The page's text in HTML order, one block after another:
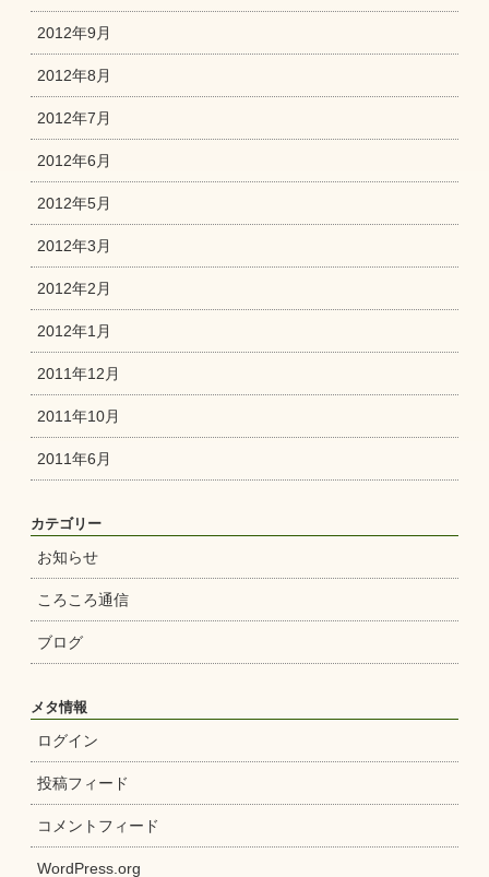
2012年9月
2012年8月
2012年7月
2012年6月
2012年5月
2012年3月
2012年2月
2012年1月
2011年12月
2011年10月
2011年6月
カテゴリー
お知らせ
ころころ通信
ブログ
メタ情報
ログイン
投稿フィード
コメントフィード
WordPress.org